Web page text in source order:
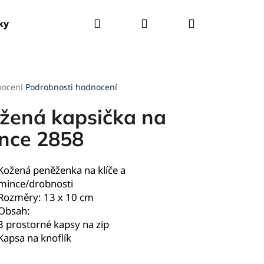
Kšandy Deštníky
Hledat PřihlášeníNákupní
Podrobnosti hodnocení
kapsička na
2858
peněženka na klíče a
drobnosti
13 x 10 cm
prostorné kapsy na zip
na knoflík